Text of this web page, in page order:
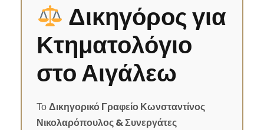
Δικηγόρος για
Κτηματολόγιο
στο Αιγάλεω
ΤοΔικηγορικό Γραφείο Κωνσταντίνος
Νικολαρόπουλος & Συνεργάτες